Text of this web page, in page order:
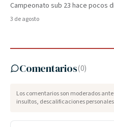
Campeonato sub 23 hace pocos
3 de agosto
Comentarios(0)
Los comentarios son moderados
insultos, descalificaciones